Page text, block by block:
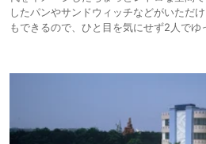
したパンやサンドウィッチなどがいただ
もできるので、ひと目を気にせず2人で